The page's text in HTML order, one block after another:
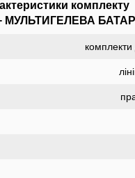
комплекту
МУЛЬТИГЕЛЕВА